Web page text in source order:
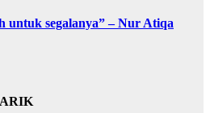
untuk segalanya” – Nur Atiqa